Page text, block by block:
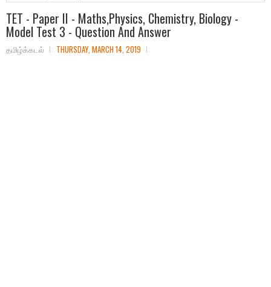
TET - Paper II - Maths,Physics, Chemistry, Biology -
Model Test 3 - Question And Answer
தமிழ்க்கடல் THURSDAY, MARCH 14, 2019